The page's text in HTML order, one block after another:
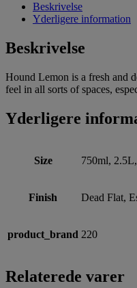
Beskrivelse
Yderligere information
Beskrivelse
Hound Lemon is a fresh and
feel in all sorts of spaces,
Yderligere
Size 750ml,
Finish Dead Flat,
product_brand 220
Relaterede varer